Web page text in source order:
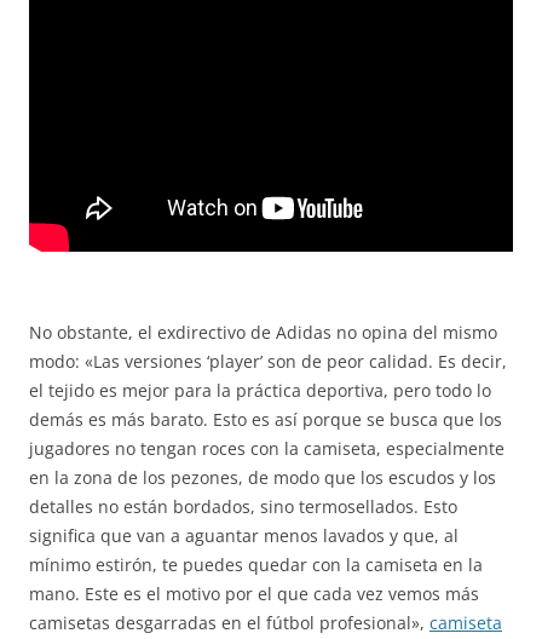
No obstante, el exdirectivo de Adidas no opina del mismo
modo: «Las versiones ‘player’ son de peor calidad. Es decir,
el tejido es mejor para la práctica deportiva, pero todo lo
demás es más barato. Esto es así porque se busca que los
jugadores no tengan roces con la camiseta, especialmente
en la zona de los pezones, de modo que los escudos y los
detalles no están bordados, sino termosellados. Esto
significa que van a aguantar menos lavados y que, al
mínimo estirón, te puedes quedar con la camiseta en la
mano. Este es el motivo por el que cada vez vemos más
camisetas desgarradas en el fútbol profesional», camiseta